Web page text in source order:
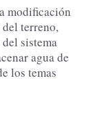
modificación
terreno,
sistema
agua de
los temas